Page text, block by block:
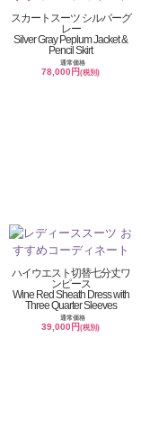
スカートスーツ シルバーグ
レー
Silver Gray Peplum Jacket &
Pencil Skirt
通常価格
78,000円(税別)
ハイウエスト切替七分丈ワ
ンピース
Wine Red Sheath Dress with
Three Quarter Sleeves
通常価格
39,000円(税別)